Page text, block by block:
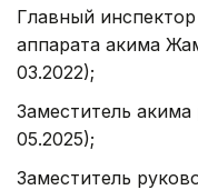
Главный
аппарата акима
03.2022);
Заместитель
05.2025);
Заместитель